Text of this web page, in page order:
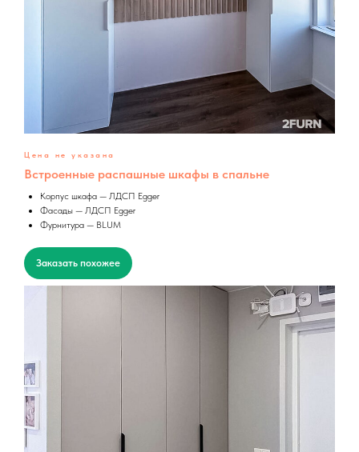
Цена не указана
Встроенные распашные шкафы в спальне
Корпус шкафа — ЛДСП Egger
Фасады — ЛДСП Egger
Фурнитура — BLUM
Заказать похожее